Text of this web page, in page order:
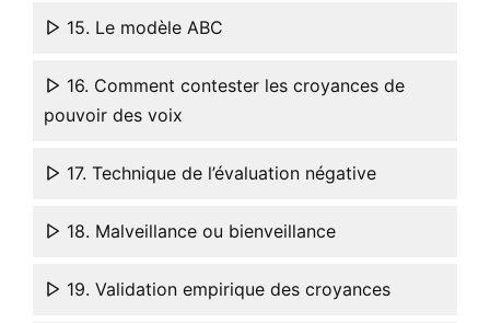
15. Le modèle ABC
16. Comment contester les croyances de
pouvoir des voix
17. Technique de l’évaluation négative
18. Malveillance ou bienveillance
19. Validation empirique des croyances